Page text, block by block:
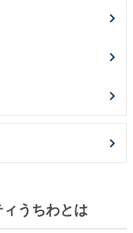
うちわとは